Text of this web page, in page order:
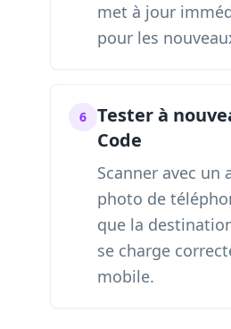
met à jour
pour les
6
Tester à
Code
Scanner avec un
photo de
que la
se charge
mobile.